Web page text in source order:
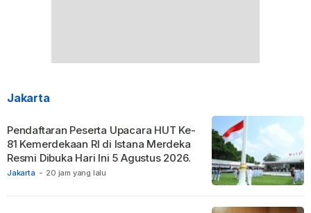
Jakarta
Jakarta - 20 jam yang lalu
Pendaftaran Peserta Upacara HUT Ke-
81 Kemerdekaan RI di Istana Merdeka
Resmi Dibuka Hari Ini 5 Agustus 2026.